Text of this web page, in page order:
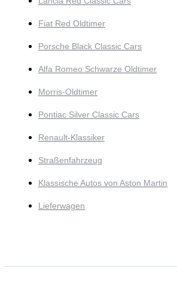
Fiat Red Oldtimer
Porsche Black Classic Cars
Alfa Romeo Schwarze Oldtimer
Morris-Oldtimer
Pontiac Silver Classic Cars
Renault-Klassiker
Straßenfahrzeug
Klassische Autos von Aston Martin
Lieferwagen